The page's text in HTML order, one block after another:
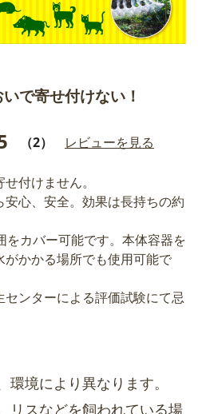
で寄せ付けない！
（2） レビューを見る
付けません。
心、安全。効果は長持ちの約
をカバー可能です。本体容器を
かかる場所でも使用可能で
ンターによる評価試験にて忌
境により異なります。
リスなどを飼われている場